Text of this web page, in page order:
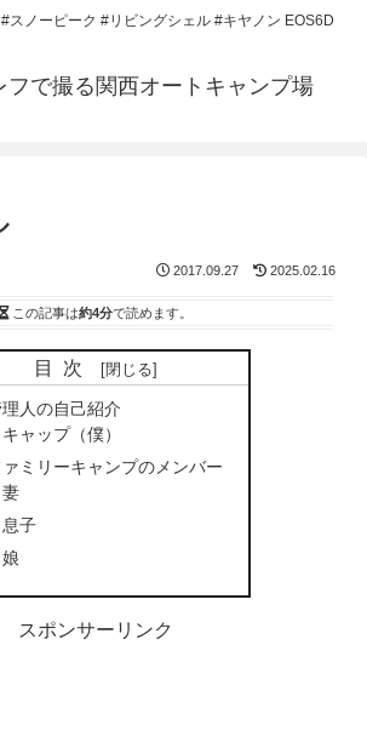
スノーピーク #リビングシェル #キヤノン EOS6D
フで撮る関西オートキャンプ場
2017.09.27 2025.02.16
この記事は約4分で読めます。
目次
人の自己紹介
キャップ（僕）
ァミリーキャンプのメンバー
妻
息子
娘
スポンサーリンク